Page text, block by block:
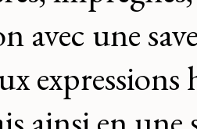
avec une
expressions